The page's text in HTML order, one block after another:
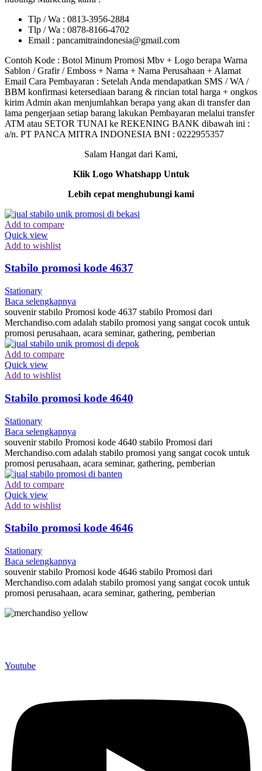
Tlp / Wa : 0813-3956-2884
Tlp / Wa : 0878-8166-4702
Email : pancamitraindonesia@gmail.com
Contoh Kode : Botol Minum Promosi Mbv + Logo berapa Warna
Sablon / Grafir / Emboss + Nama + Nama Perusahaan + Alamat
Email Cara Pembayaran : Setelah Anda mendapatkan SMS / WA /
BBM konfirmasi ketersediaan barang & rincian total harga + ongkos
kirim Admin akan menjumlahkan berapa yang akan di transfer dan
lama pengerjaan setiap barang lakukan Pembayaran melalui transfer
ATM atau SETOR TUNAI ke REKENING BANK dibawah ini :
a/n. PT PANCA MITRA INDONESIA BNI : 0222955357
Salam Hangat dari Kami,
Klik Logo Whatshapp Untuk
Lebih cepat menghubungi kami
Add to compare
Quick view
Add to wishlist
Stabilo promosi kode 4637
Stationary
Baca selengkapnya
souvenir stabilo Promosi kode 4637 stabilo Promosi dari
Merchandiso.com adalah stabilo promosi yang sangat cocok untuk
promosi perusahaan, acara seminar, gathering, pemberian
Add to compare
Quick view
Add to wishlist
Stabilo promosi kode 4640
Stationary
Baca selengkapnya
souvenir stabilo Promosi kode 4640 stabilo Promosi dari
Merchandiso.com adalah stabilo promosi yang sangat cocok untuk
promosi perusahaan, acara seminar, gathering, pemberian
Add to compare
Quick view
Add to wishlist
Stabilo promosi kode 4646
Stationary
Baca selengkapnya
souvenir stabilo Promosi kode 4646 stabilo Promosi dari
Merchandiso.com adalah stabilo promosi yang sangat cocok untuk
promosi perusahaan, acara seminar, gathering, pemberian
Youtube